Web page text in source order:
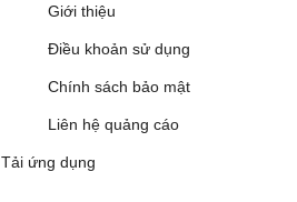
Giới thiệu
Điều khoản sử dụng
Chính sách bảo mật
Liên hệ quảng cáo
Tải ứng dụng